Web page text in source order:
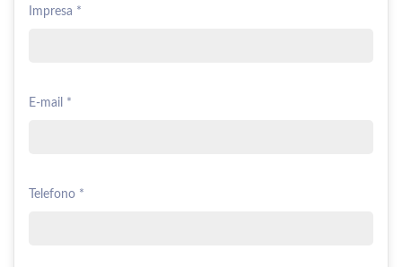
Impresa *
E-mail *
Telefono *